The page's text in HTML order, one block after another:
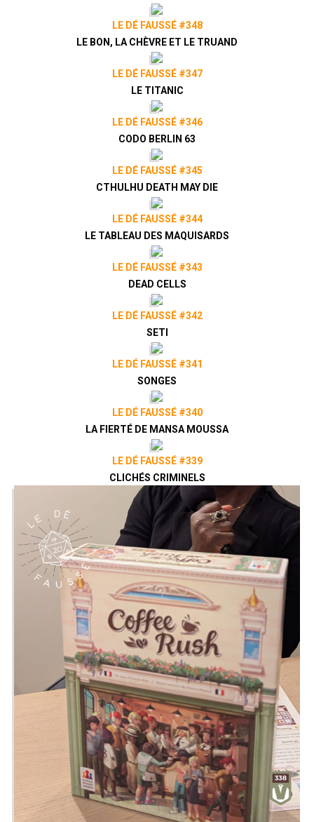
LE DÉ FAUSSÉ #348
LE BON, LA CHÈVRE ET LE TRUAND
LE DÉ FAUSSÉ #347
LE TITANIC
LE DÉ FAUSSÉ #346
CODO BERLIN 63
LE DÉ FAUSSÉ #345
CTHULHU DEATH MAY DIE
LE DÉ FAUSSÉ #344
LE TABLEAU DES MAQUISARDS
LE DÉ FAUSSÉ #343
DEAD CELLS
LE DÉ FAUSSÉ #342
SETI
LE DÉ FAUSSÉ #341
SONGES
LE DÉ FAUSSÉ #340
LA FIERTÉ DE MANSA MOUSSA
LE DÉ FAUSSÉ #339
CLICHÉS CRIMINELS